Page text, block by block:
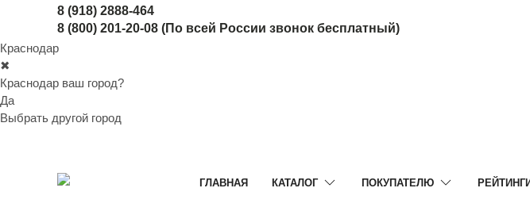
8 (918) 2888-464
8 (800) 201-20-08 (По всей России звонок бесплатный)
Краснодар
✖
Краснодар ваш город?
Да
Выбрать другой город
ГЛАВНАЯ КАТАЛОГ ПОКУПАТЕЛЮ